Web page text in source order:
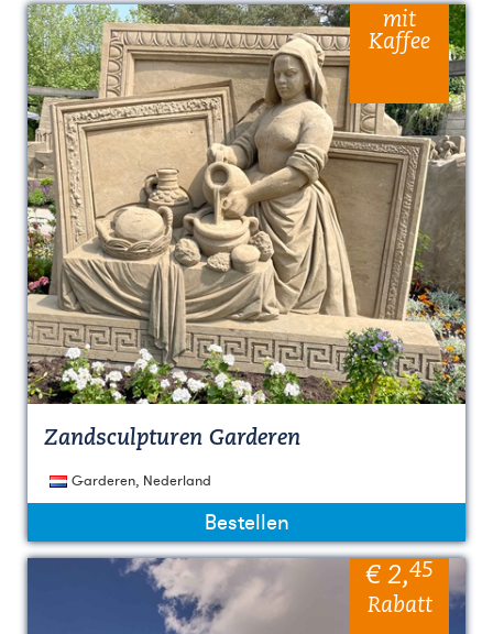
mit
Kaffee
Zandsculpturen Garderen
Garderen, Nederland
Bestellen
€ 2,45
Rabatt